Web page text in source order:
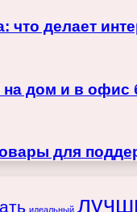
что делает
дом и в офис
для
идеальный